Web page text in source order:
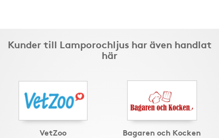
Kunder till Lamporochljus har även handlat
här
VetZoo Bagaren och Kocken